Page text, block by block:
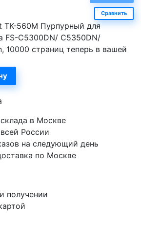
Сравнить
TK-560M Пурпурный для
FS-C5300DN/ C5350DN/
10000 страниц теперь в вашей
в Москве
России
на следующий день
по Москве
получении